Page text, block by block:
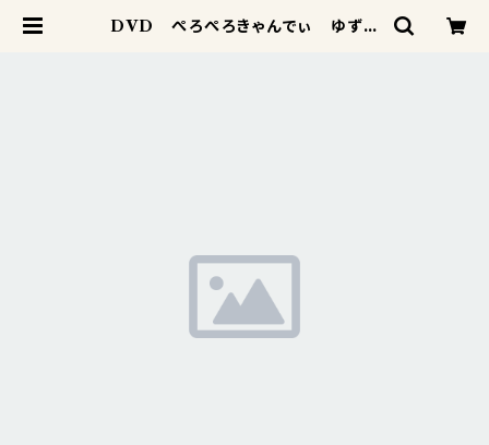
DVD ぺろぺろきゃんでぃ ゆずき